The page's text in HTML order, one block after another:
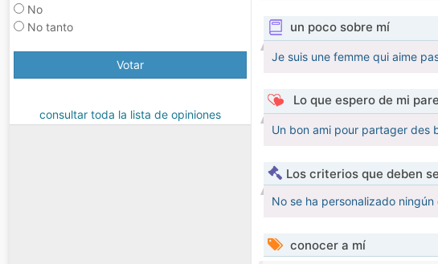
No
No tanto
Votar
consultar toda la lista de opiniones
un poco sobre mí
Je suis une femme qui aime
Lo que espero de mi
Un bon ami pour partager des
Los criterios que deben
No se ha personalizado ningún
conocer a mí